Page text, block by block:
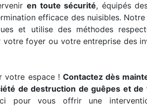
en toute sécurité, équipés
efficace des nuisibles. Notre
et utilise des méthodes
foyer ou votre entreprise des
votre espace ! Contactez dès
de destruction de guêpes et de
pour vous offrir une